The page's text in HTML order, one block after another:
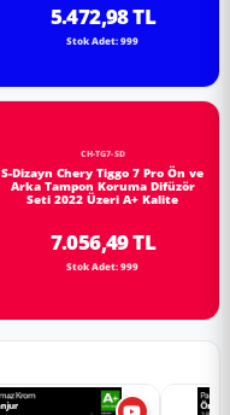
5.472,98 TL
Stok Adet: 999
CH-TG7-SD
S-Dizayn Chery Tiggo 7 Pro Ön ve
Arka Tampon Koruma Difüzör
Seti 2022 Üzeri A+ Kalite
7.056,49 TL
Stok Adet: 999